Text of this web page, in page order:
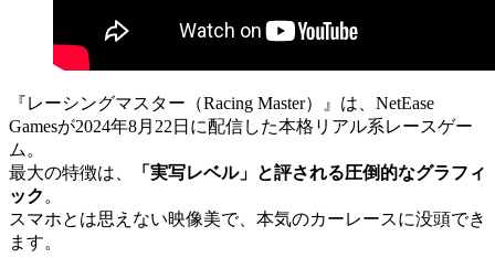
『レーシングマスター（Racing Master）』は、NetEase
Gamesが2024年8月22日に配信した本格リアル系レースゲー
ム。
最大の特徴は、
「実写レベル」と評される圧倒的なグラフィ
ック 。
スマホとは思えない映像美で、本気のカーレースに没頭でき
ます。